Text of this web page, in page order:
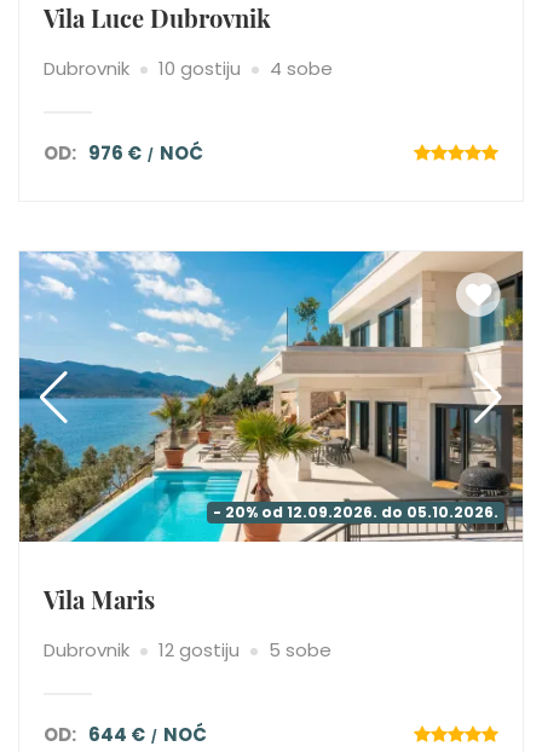
Vila Luce Dubrovnik
Dubrovnik 10 gostiju 4 sobe
OD: 976 € NOĆ
- 20% od 12.09.2026. do 05.10.2026.
Vila Maris
Dubrovnik 12 gostiju 5 sobe
OD: 644 € NOĆ